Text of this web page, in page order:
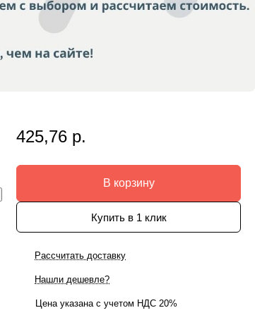
425,76 р.
В корзину
Купить в 1 клик
Рассчитать доставку
Нашли дешевле?
Цена указана с учетом НДС 20%